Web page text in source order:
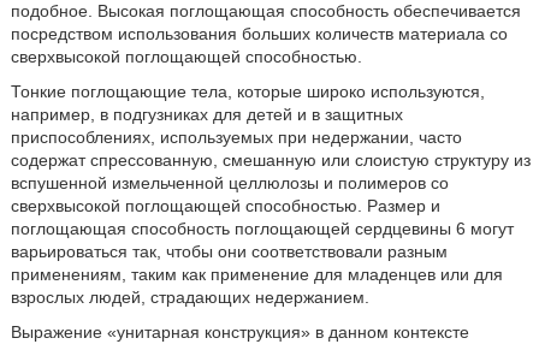
подобное. Высокая поглощающая способность обеспечивается
посредством использования больших количеств материала со
сверхвысокой поглощающей способностью.
Тонкие поглощающие тела, которые широко используются,
например, в подгузниках для детей и в защитных
приспособлениях, используемых при недержании, часто
содержат спрессованную, смешанную или слоистую структуру из
вспушенной измельченной целлюлозы и полимеров со
сверхвысокой поглощающей способностью. Размер и
поглощающая способность поглощающей сердцевины 6 могут
варьироваться так, чтобы они соответствовали разным
применениям, таким как применение для младенцев или для
взрослых людей, страдающих недержанием.
Выражение «унитарная конструкция» в данном контексте